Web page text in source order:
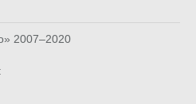
2007–2020